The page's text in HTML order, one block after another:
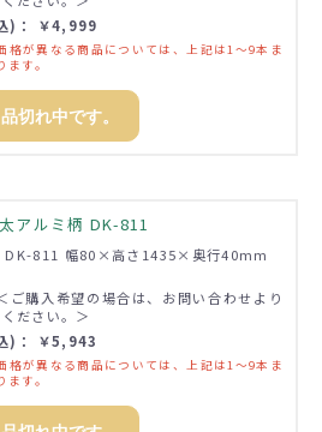
)： ￥4,999
格が異なる商品については、上記は1～9本ま
す。
切れ中です。
アルミ柄 DK-811
DK-811 幅80×高さ1435×奥行40mm
ご購入希望の場合は、お問い合わせより
ださい。＞
)： ￥5,943
格が異なる商品については、上記は1～9本ま
す。